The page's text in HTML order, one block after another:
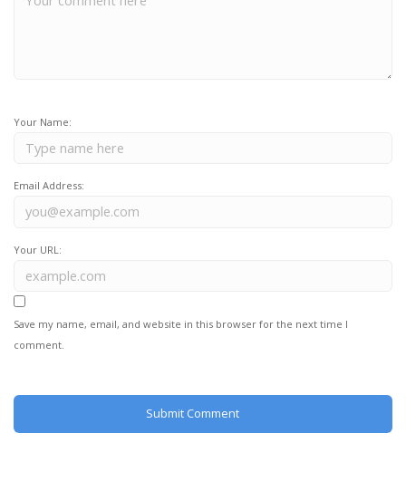
Your Name:
Email Address:
Your URL:
Save my name, email, and website in this browser for the next time I
comment.